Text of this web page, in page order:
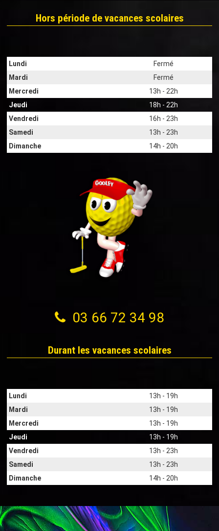
Hors période de vacances scolaires
Lundi
Fermé
Mardi
Fermé
Mercredi
13h - 22h
Jeudi
18h - 22h
Vendredi
16h - 23h
Samedi
13h - 23h
Dimanche
14h - 20h
03 66 72 34 98
Durant les vacances scolaires
Lundi
13h - 19h
Mardi
13h - 19h
Mercredi
13h - 19h
Jeudi
13h - 19h
Vendredi
13h - 23h
Samedi
13h - 23h
Dimanche
14h - 20h